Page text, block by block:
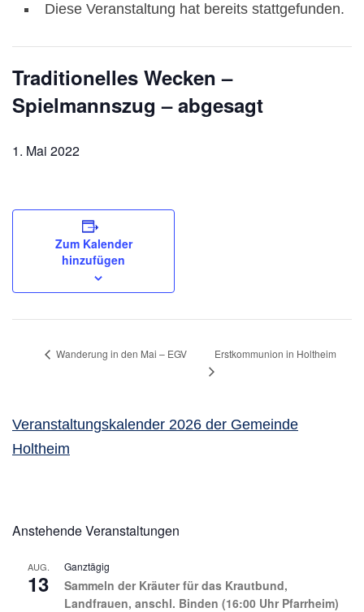
Diese Veranstaltung hat bereits stattgefunden.
Traditionelles Wecken –
Spielmannszug – abgesagt
1. Mai 2022
Zum Kalender
hinzufügen
Wanderung in den Mai – EGV Erstkommunion in Holtheim
Veranstaltungskalender 2026 der Gemeinde
Holtheim
Anstehende Veranstaltungen
AUG.
13
Ganztägig
Sammeln der Kräuter für das Krautbund,
Landfrauen, anschl. Binden (16:00 Uhr Pfarrheim)